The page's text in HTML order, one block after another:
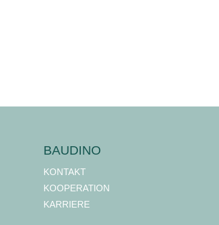
BAUDINO
KONTAKT
KOOPERATION
KARRIERE